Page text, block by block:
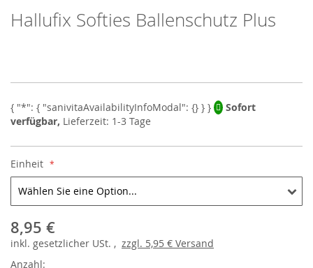
Skip
to
the
images
gallery
Hallufix Softies Ballenschutz Plus
Sofort
verfügbar, Lieferzeit: 1-3 Tage
Einheit
8,95 €
inkl. gesetzlicher USt. , zzgl. 5,95 € Versand
Anzahl: